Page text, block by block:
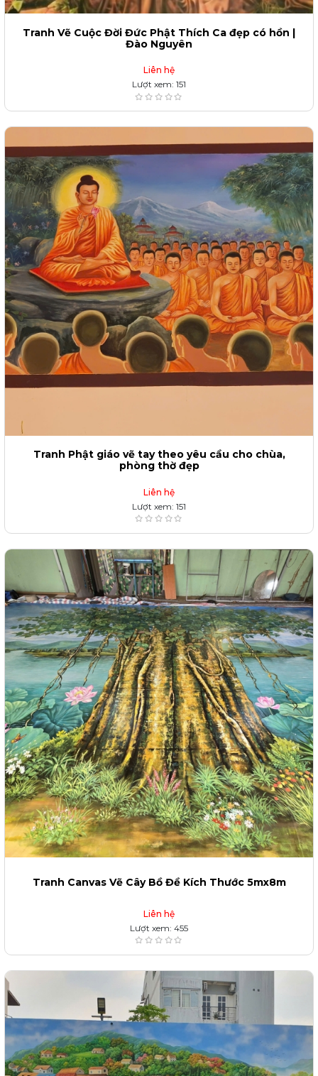
Tranh Vẽ Cuộc Đời Đức Phật Thích Ca đẹp có hồn |
Đào Nguyên
Liên hệ
Lượt xem: 151
Tranh Phật giáo vẽ tay theo yêu cầu cho chùa,
phòng thờ đẹp
Liên hệ
Lượt xem: 151
Tranh Canvas Vẽ Cây Bồ Đề Kích Thước 5mx8m
Liên hệ
Lượt xem: 455